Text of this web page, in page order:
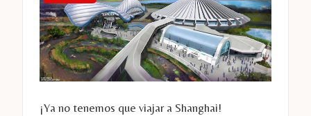
¡Ya no tenemos que viajar a Shanghai!